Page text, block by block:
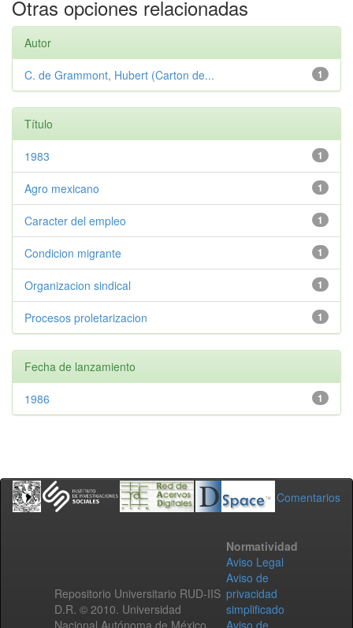
Otras opciones relacionadas
Autor
1
C. de Grammont, Hubert (Carton de...
Título
1
1983
1
Agro mexicano
1
Caracter del empleo
1
Condicion migrante
1
Organizacion sindical
1
Procesos proletarizacion
Fecha de lanzamiento
1
1986
Comentarios
Repositorio Universitario RUD-IIS
D.R. © 2010. Universidad
Nacional Autónoma de México.
Normatividad
Aviso Legal
Aviso de
privacidad
simplificado
Aviso de